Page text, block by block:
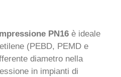
PN16 è ideale
(PEBD, PEMD e
diametro nella
in impianti di